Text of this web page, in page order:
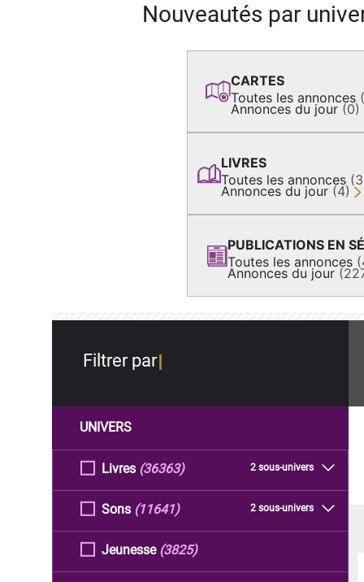
Nouveautés par
CARTES
Toutes les annonces
Annonces du jour (0)
LIVRES
Toutes les annonces
Annonces du jour (4)
PUBLICATIONS EN
Toutes les annonces
Annonces du jour
Filtrer par
UNIVERS
Livres 2 sous-univers
(36363)
Sons 2 sous-univers
(11641)
Jeunesse (3825)